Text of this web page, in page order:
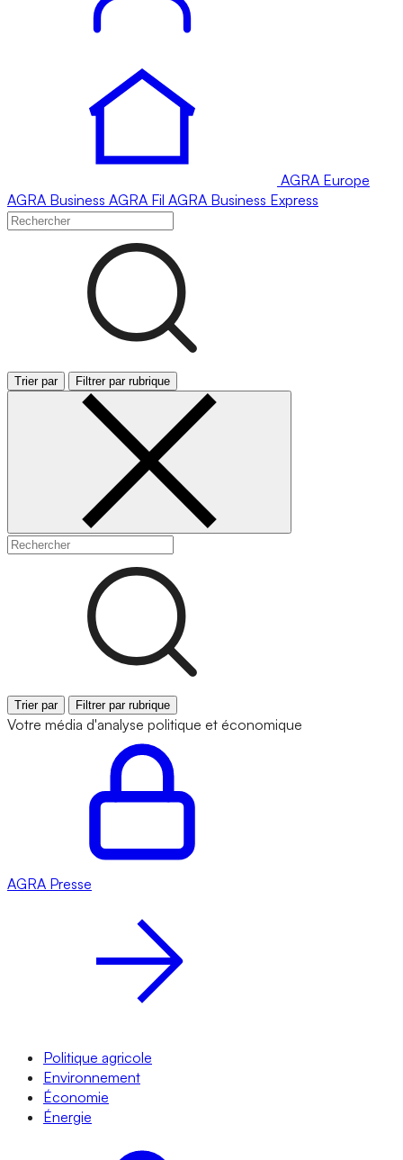
AGRA Europe
AGRA Business AGRA Fil AGRA Business Express
Trier par Filtrer par rubrique
Trier par Filtrer par rubrique
Votre média d'analyse politique et économique
AGRA Presse
Politique agricole
Environnement
Économie
Énergie